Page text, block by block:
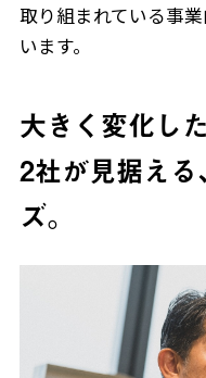
取り組まれている事
います。
大きく変化し
2社が見据え
ズ。